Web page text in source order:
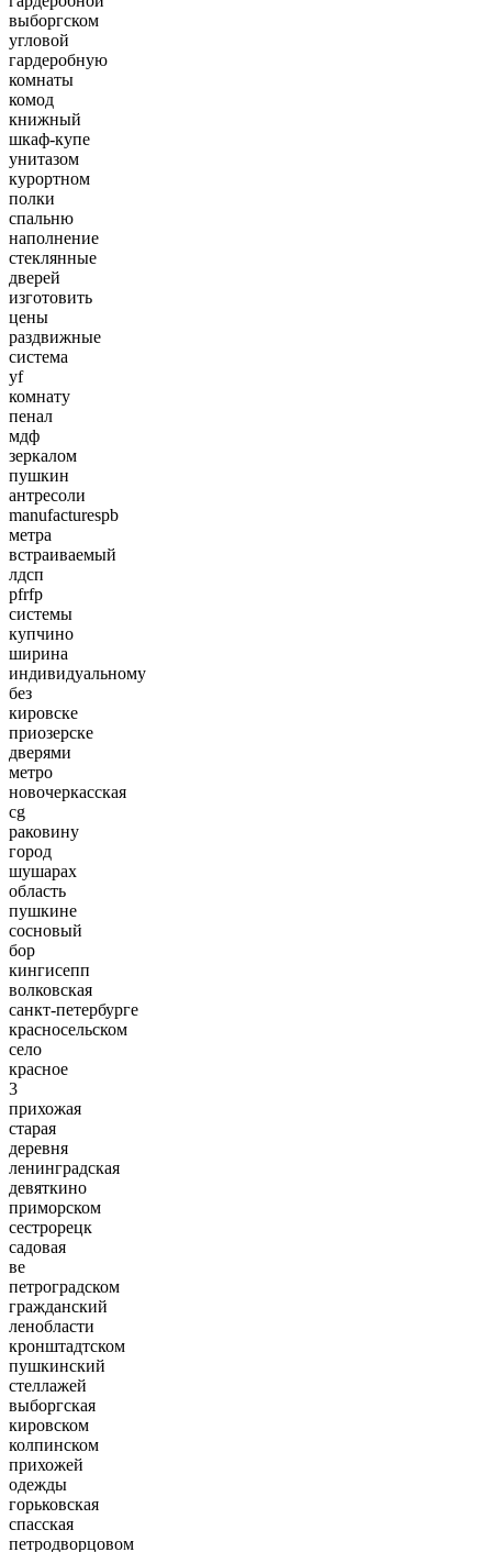
выборгском
угловой
гардеробную
комнаты
комод
книжный
шкаф-купе
унитазом
курортном
полки
спальню
наполнение
стеклянные
дверей
изготовить
цены
раздвижные
система
yf
комнату
пенал
мдф
зеркалом
пушкин
антресоли
manufacturespb
метра
встраиваемый
лдсп
pfrfp
системы
купчино
ширина
индивидуальному
без
кировске
приозерске
дверями
метро
новочеркасская
cg
раковину
город
шушарах
область
пушкине
сосновый
бор
кингисепп
волковская
санкт-петербурге
красносельском
село
красное
3
прихожая
старая
деревня
ленинградская
девяткино
приморском
сестрорецк
садовая
ве
петроградском
гражданский
ленобласти
кронштадтском
пушкинский
стеллажей
выборгская
кировском
колпинском
прихожей
одежды
горьковская
спасская
петродворцовом